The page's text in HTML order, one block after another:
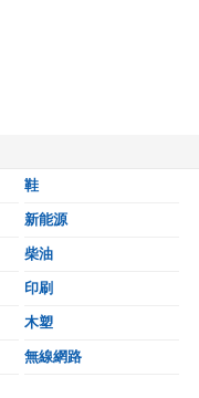
鞋
新能源
柴油
印刷
木塑
無線網路